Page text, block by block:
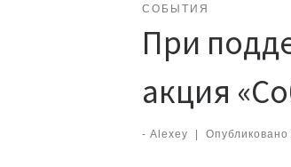
СОБЫТИЯ
При
акция
- Alexey Опубликовано